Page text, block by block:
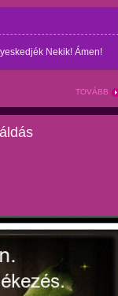
Nekik! Ámen!
TOVÁBB